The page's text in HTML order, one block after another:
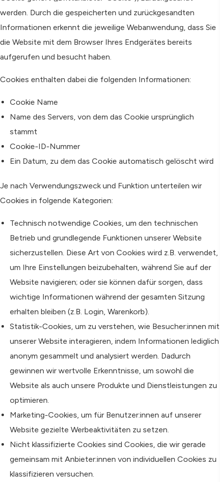
werden. Durch die gespeicherten und zurückgesandten
Informationen erkennt die jeweilige Webanwendung, dass Sie
die Website mit dem Browser Ihres Endgerätes bereits
aufgerufen und besucht haben.
Cookies enthalten dabei die folgenden Informationen:
Cookie Name
Name des Servers, von dem das Cookie ursprünglich
stammt
Cookie-ID-Nummer
Ein Datum, zu dem das Cookie automatisch gelöscht wird
Je nach Verwendungszweck und Funktion unterteilen wir
Cookies in folgende Kategorien:
Technisch notwendige Cookies, um den technischen
Betrieb und grundlegende Funktionen unserer Website
sicherzustellen. Diese Art von Cookies wird z.B. verwendet,
um Ihre Einstellungen beizubehalten, während Sie auf der
Website navigieren; oder sie können dafür sorgen, dass
wichtige Informationen während der gesamten Sitzung
erhalten bleiben (z.B. Login, Warenkorb).
Statistik-Cookies, um zu verstehen, wie Besucher:innen mit
unserer Website interagieren, indem Informationen lediglich
anonym gesammelt und analysiert werden. Dadurch
gewinnen wir wertvolle Erkenntnisse, um sowohl die
Website als auch unsere Produkte und Dienstleistungen zu
optimieren.
Marketing-Cookies, um für Benutzer:innen auf unserer
Website gezielte Werbeaktivitäten zu setzen.
Nicht klassifizierte Cookies sind Cookies, die wir gerade
gemeinsam mit Anbieter:innen von individuellen Cookies zu
klassifizieren versuchen.